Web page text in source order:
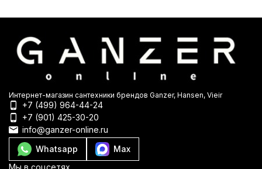
Интернет-магазин сантехники брендов Ganzer, Hansen, Vieir
+7 (499) 964-44-24
+7 (901) 425-30-20
info@ganzer-online.ru
Whatsapp
Max
Мы в соцсетях